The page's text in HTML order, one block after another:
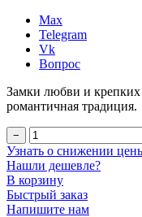
Max
Telegram
Vk
Вопрос
Замки любви и
романтичная традиция.
−
Узнать о снижении
Нашли дешевле?
В корзину
Быстрый заказ
Напишите нам